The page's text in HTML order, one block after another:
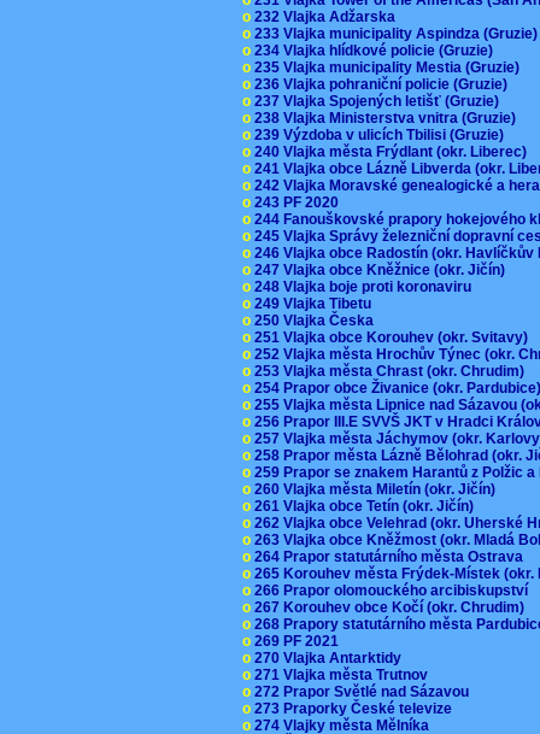
o 232 Vlajka Adžarska
o 233 Vlajka municipality Aspindza
o 234 Vlajka hlídkové policie (Gruzie)
o 235 Vlajka municipality Mestia (Gruzie)
o 236 Vlajka pohraniční policie (Gruzie)
o 237 Vlajka Spojených letišť (Gruzie)
o 238 Vlajka Ministerstva vnitra (Gruzie)
o 239 Výzdoba v ulicích Tbilisi (Gruzie)
o 240 Vlajka města Frýdlant (okr. Liberec)
o 241 Vlajka obce Lázně Libverda (okr.
o 242 Vlajka Moravské genealogické a
o 243 PF 2020
o 244 Fanouškovské prapory hokejového
o 245 Vlajka Správy železniční dopravní
o 246 Vlajka obce Radostín (okr.
o 247 Vlajka obce Kněžnice (okr. Jičín)
o 248 Vlajka boje proti koronaviru
o 249 Vlajka Tibetu
o 250 Vlajka Česka
o 251 Vlajka obce Korouhev (okr. Svitavy)
o 252 Vlajka města Hrochův Týnec (okr.
o 253 Vlajka města Chrast (okr. Chrudim)
o 254 Prapor obce Živanice (okr.
o 255 Vlajka města Lipnice nad Sázavou
o 256 Prapor III.E SVVŠ JKT v Hradci
o 257 Vlajka města Jáchymov (okr.
o 258 Prapor města Lázně Bělohrad (okr.
o 259 Prapor se znakem Harantů z Polžic
o 260 Vlajka města Miletín (okr. Jičín)
o 261 Vlajka obce Tetín (okr. Jičín)
o 262 Vlajka obce Velehrad (okr. Uherské
o 263 Vlajka obce Kněžmost (okr. Mladá
o 264 Prapor statutárního města Ostrava
o 265 Korouhev města Frýdek-Místek
o 266 Prapor olomouckého arcibiskupství
o 267 Korouhev obce Kočí (okr. Chrudim)
o 268 Prapory statutárního města
o 269 PF 2021
o 270 Vlajka Antarktidy
o 271 Vlajka města Trutnov
o 272 Prapor Světlé nad Sázavou
o 273 Praporky České televize
o 274 Vlajky města Mělníka